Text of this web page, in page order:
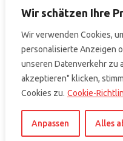
Wir schätzen Ihre
Wir verwenden Cookies,
personalisierte Anzeigen
unseren Datenverkehr zu
akzeptieren" klicken,
Cookies zu. Cookie-
Anpassen Alles
Fax: +49 (0)431 / 38 21 77
© 2026 | Alle Rechte
Informationen
Datenschutz
Zertifizierung
AGB